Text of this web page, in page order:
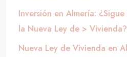
Inversión en Almería:
la Nueva Ley de >
Nueva Ley de Vivienda en